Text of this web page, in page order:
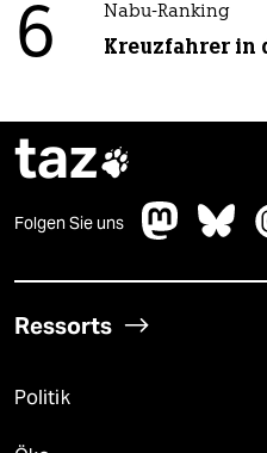
6 Nabu-Ranking
Kreuzfahrer in
taz
Folgen Sie uns
Ressorts
Politik